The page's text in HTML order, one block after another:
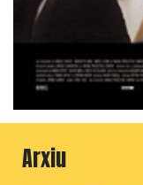
Arxiu